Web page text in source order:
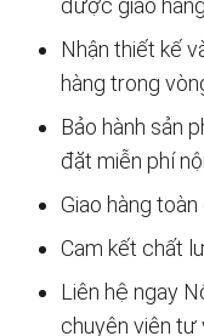
Nhận thiết kế
hàng trong
Bảo hành sản
đặt miễn phí
Giao hàng toàn
Cam kết chất
Liên hệ ngay
chuyên viên tư